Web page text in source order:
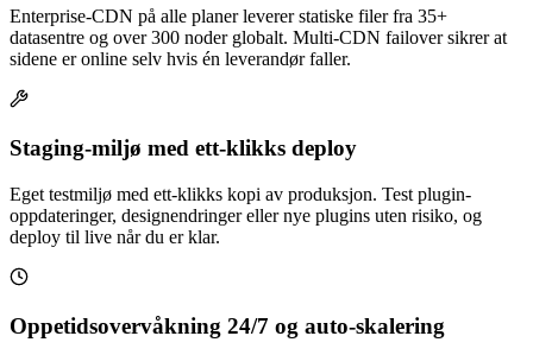
Enterprise-CDN på alle planer leverer statiske filer fra 35+
datasentre og over 300 noder globalt. Multi-CDN failover sikrer at
sidene er online selv hvis én leverandør faller.
Staging-miljø med ett-klikks deploy
Eget testmiljø med ett-klikks kopi av produksjon. Test plugin-
oppdateringer, designendringer eller nye plugins uten risiko, og
deploy til live når du er klar.
Oppetidsovervåkning 24/7 og auto-skalering